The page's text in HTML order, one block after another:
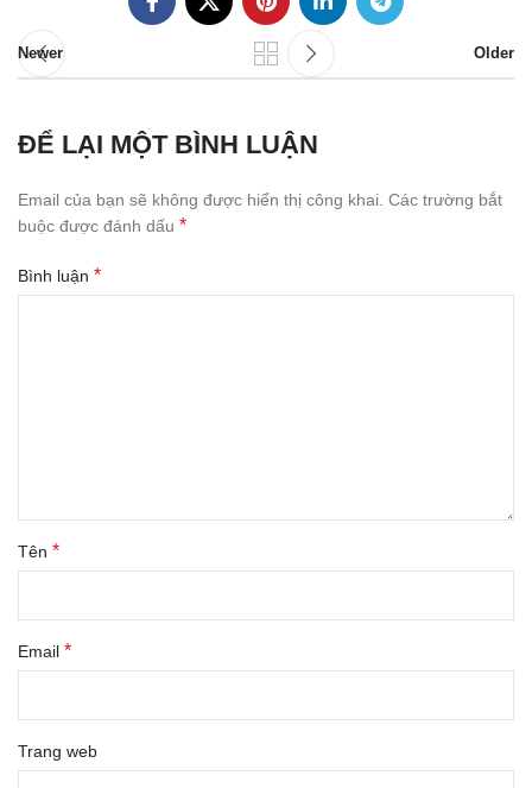
Newer Older
ĐỂ LẠI MỘT BÌNH LUẬN
Email của bạn sẽ không được hiển thị công khai. Các trường bắt
buộc được đánh dấu *
Bình luận *
Tên *
Email *
Trang web